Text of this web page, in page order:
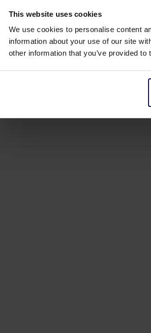
This website uses cookies
We use cookies to personalise content
information about your use of our site
other information that you’ve provided